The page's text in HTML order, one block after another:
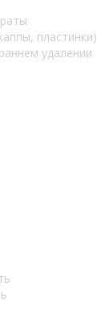
пластинки)
удалении